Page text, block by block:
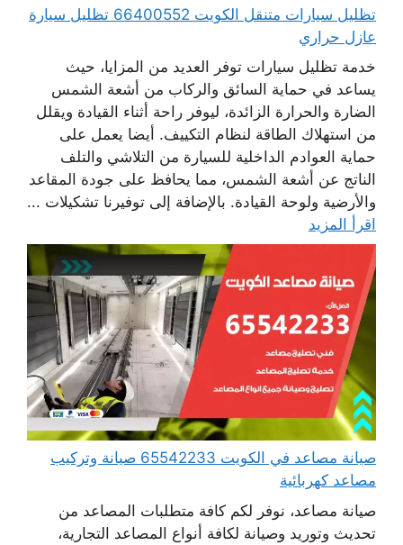
تظليل سيارات متنقل الكويت 66400552 تظليل سيارة
عازل حراري
خدمة تظليل سيارات توفر العديد من المزايا، حيث
يساعد في حماية السائق والركاب من أشعة الشمس
الضارة والحرارة الزائدة، ليوفر راحة أثناء القيادة ويقلل
من استهلاك الطاقة لنظام التكييف. أيضا يعمل على
حماية العوادم الداخلية للسيارة من التلاشي والتلف
الناتج عن أشعة الشمس، مما يحافظ على جودة المقاعد
والأرضية ولوحة القيادة. بالإضافة إلى توفيرنا تشكيلات ...
اقرأ المزيد
صيانة مصاعد في الكويت 65542233 صيانة وتركيب
مصاعد كهربائية
صيانة مصاعد، نوفر لكم كافة متطلبات المصاعد من
تحديث وتوريد وصيانة لكافة أنواع المصاعد التجارية،